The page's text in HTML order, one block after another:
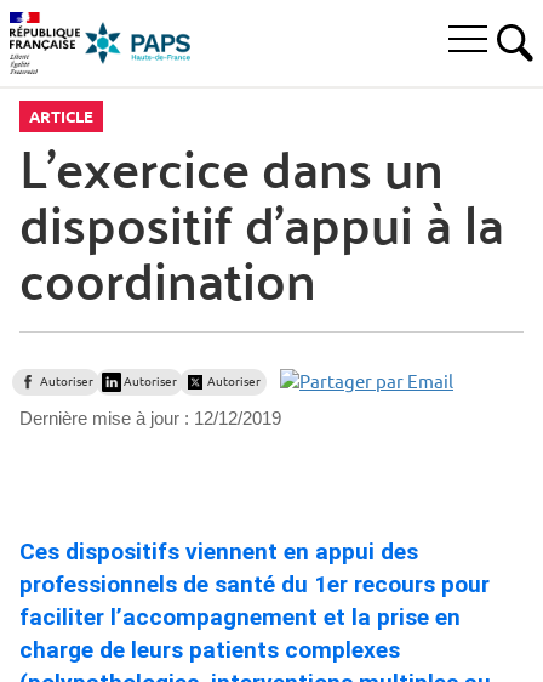
Aller
la
Aller
au
menu
Aller
au
contenu
Ouvrir
ARTICLE
L’exercice dans un
dispositif d’appui à la
coordination
Autoriser Autoriser Autoriser
Dernière mise à jour : 12/12/2019
Ces dispositifs viennent en appui des
professionnels de santé du 1er recours pour
faciliter l’accompagnement et la prise en
charge de leurs patients complexes